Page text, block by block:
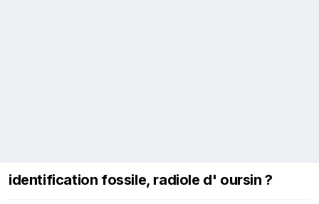
identification fossile, radiole d' oursin ?